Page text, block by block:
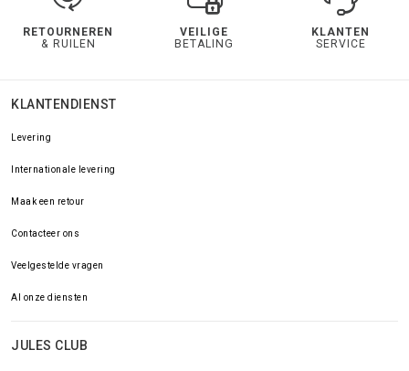
RETOURNEREN
& RUILEN
VEILIGE
BETALING
KLANTEN
SERVICE
KLANTENDIENST
Levering
Internationale levering
Maak een retour
Contacteer ons
Veelgestelde vragen
Al onze diensten
JULES CLUB